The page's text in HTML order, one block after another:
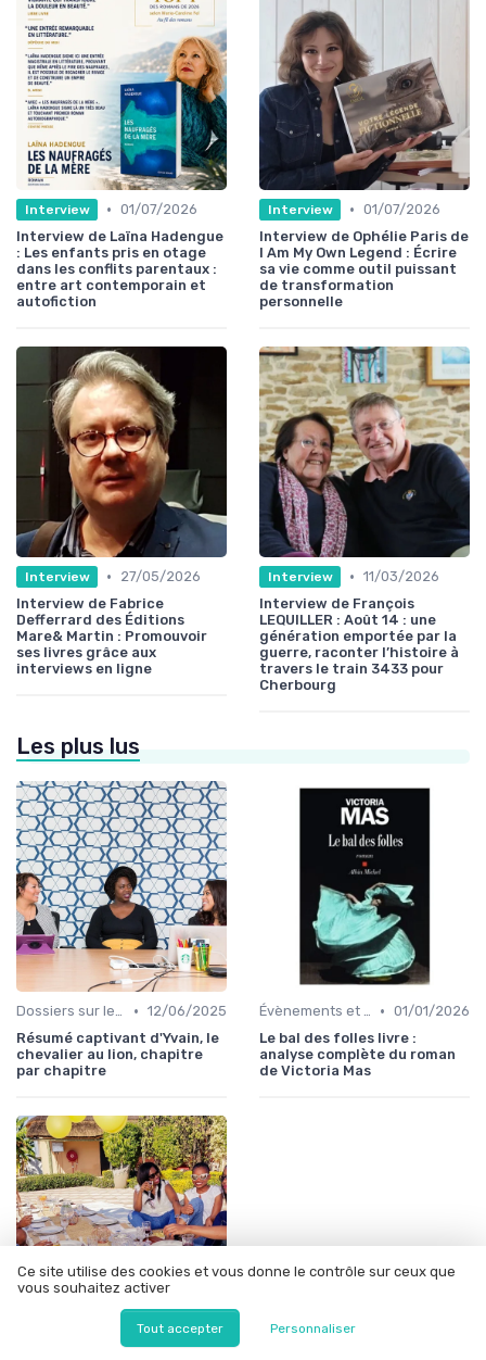
Interview • 01/07/2026
Interview de Laïna Hadengue
: Les enfants pris en otage
dans les conflits parentaux :
entre art contemporain et
autofiction
Interview • 01/07/2026
Interview de Ophélie Paris de
I Am My Own Legend : Écrire
sa vie comme outil puissant
de transformation
personnelle
Interview •
27/05/2026
Interview de Fabrice
Defferrard des Éditions
Mare& Martin : Promouvoir
ses livres grâce aux
interviews en ligne
Interview • 11/03/2026
Interview de François
LEQUILLER : Août 14 : une
génération emportée par la
guerre, raconter l’histoire à
travers le train 3433 pour
Cherbourg
Les plus lus
Dossiers sur le monde de l'édition • 12/06/2025
Résumé captivant d'Yvain, le
chevalier au lion, chapitre
par chapitre
Évènements et prix litéraires • 01/01/2026
Le bal des folles livre :
analyse complète du roman
de Victoria Mas
Dossiers sur le monde de l'édition • 12/06/2025
Ce site utilise des cookies et vous donne le contrôle sur ceux que
vous souhaitez activer
Tout accepter Personnaliser